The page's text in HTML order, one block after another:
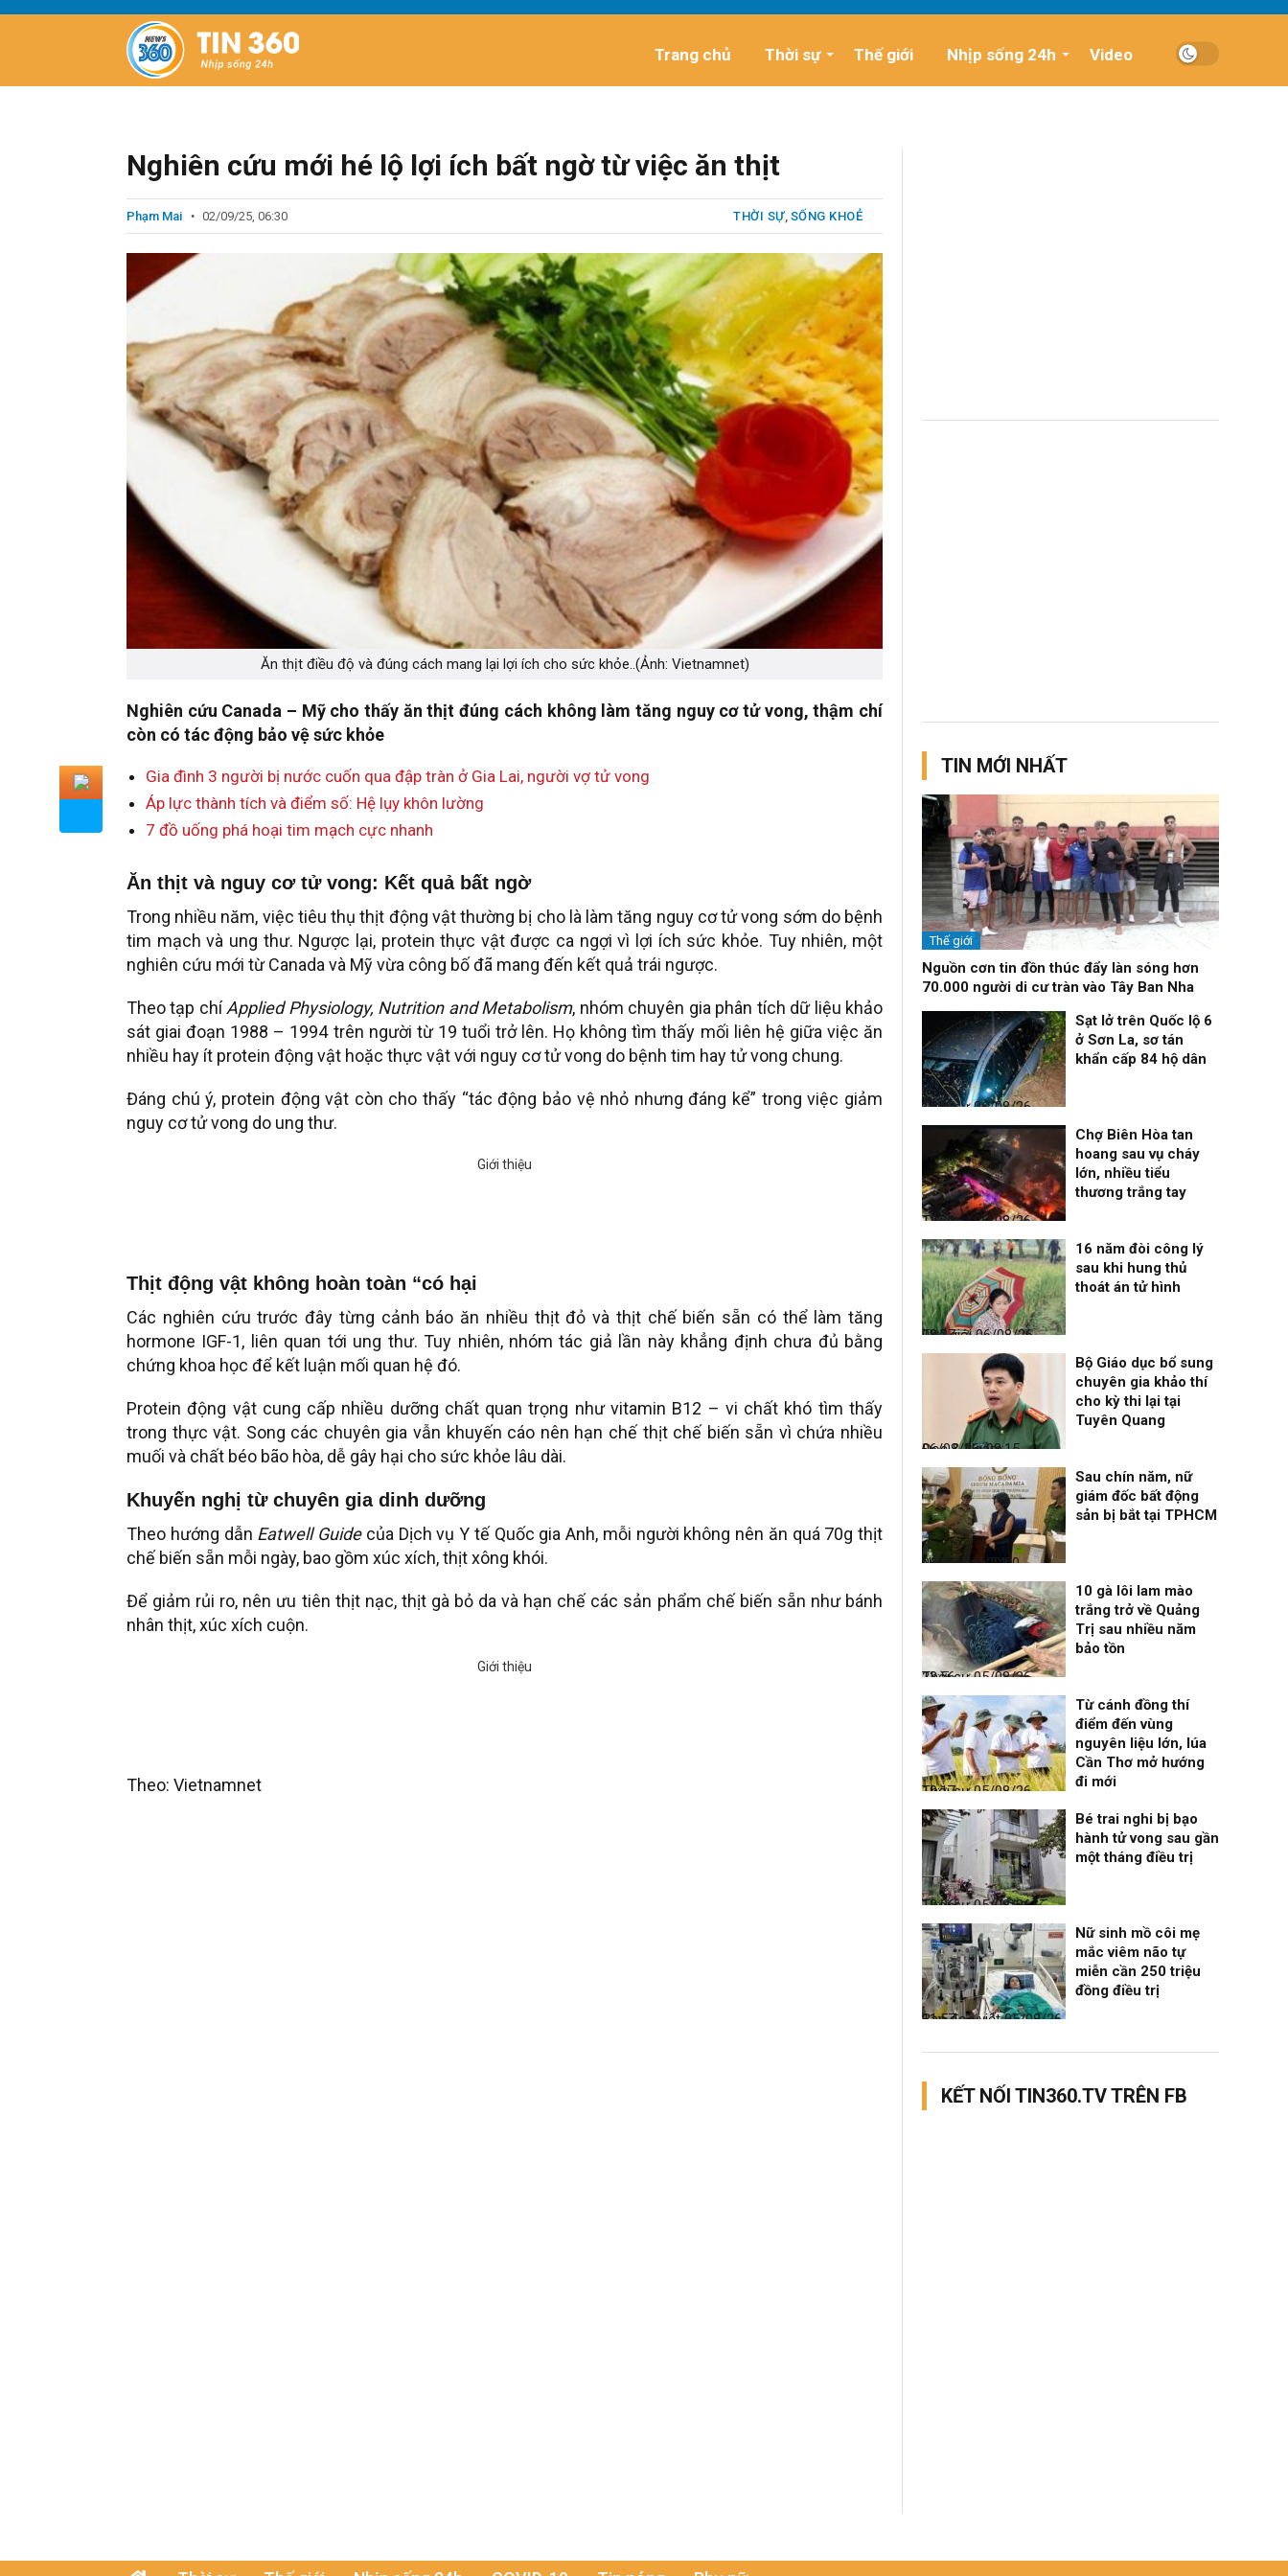
Trang chủ Thời sự Thế giới Nhịp sống 24h Video
Nghiên cứu mới hé lộ lợi ích bất ngờ từ việc ăn thịt
Phạm Mai 02/09/25, 06:30 THỜI SỰ, SỐNG KHOẺ
Ăn thịt điều độ và đúng cách mang lại lợi ích cho sức khỏe..(Ảnh: Vietnamnet)
Nghiên cứu Canada – Mỹ cho thấy ăn thịt đúng cách không làm tăng nguy cơ tử vong, thậm chí
còn có tác động bảo vệ sức khỏe
Gia đình 3 người bị nước cuốn qua đập tràn ở Gia Lai, người vợ tử vong
Áp lực thành tích và điểm số: Hệ lụy khôn lường
7 đồ uống phá hoại tim mạch cực nhanh
Ăn thịt và nguy cơ tử vong: Kết quả bất ngờ
Trong nhiều năm, việc tiêu thụ thịt động vật thường bị cho là làm tăng nguy cơ tử vong sớm do bệnh
tim mạch và ung thư. Ngược lại, protein thực vật được ca ngợi vì lợi ích sức khỏe. Tuy nhiên, một
nghiên cứu mới từ Canada và Mỹ vừa công bố đã mang đến kết quả trái ngược.
Theo tạp chíApplied Physiology, Nutrition and Metabolism, nhóm chuyên gia phân tích dữ liệu khảo
sát giai đoạn 1988 – 1994 trên người từ 19 tuổi trở lên. Họ không tìm thấy mối liên hệ giữa việc ăn
nhiều hay ít protein động vật hoặc thực vật với nguy cơ tử vong do bệnh tim hay tử vong chung.
Đáng chú ý, protein động vật còn cho thấy “tác động bảo vệ nhỏ nhưng đáng kể” trong việc giảm
nguy cơ tử vong do ung thư.
Thịt động vật không hoàn toàn “có hại
Các nghiên cứu trước đây từng cảnh báo ăn nhiều thịt đỏ và thịt chế biến sẵn có thể làm tăng
hormone IGF-1, liên quan tới ung thư. Tuy nhiên, nhóm tác giả lần này khẳng định chưa đủ bằng
chứng khoa học để kết luận mối quan hệ đó.
Protein động vật cung cấp nhiều dưỡng chất quan trọng như vitamin B12 – vi chất khó tìm thấy
trong thực vật. Song các chuyên gia vẫn khuyến cáo nên hạn chế thịt chế biến sẵn vì chứa nhiều
muối và chất béo bão hòa, dễ gây hại cho sức khỏe lâu dài.
Khuyến nghị từ chuyên gia dinh dưỡng
Theo hướng dẫn Eatwell Guidecủa Dịch vụ Y tế Quốc gia Anh, mỗi người không nên ăn quá 70g thịt
chế biến sẵn mỗi ngày, bao gồm xúc xích, thịt xông khói.
Để giảm rủi ro, nên ưu tiên thịt nạc, thịt gà bỏ da và hạn chế các sản phẩm chế biến sẵn như bánh
nhân thịt, xúc xích cuộn.
Theo: Vietnamnet
TIN MỚI NHẤT
Thế giới
Nguồn cơn tin đồn thúc đẩy làn sóng hơn
70.000 người di cư tràn vào Tây Ban Nha
Thời sự
06/08/26, 12:33
Sạt lở trên Quốc lộ 6
ở Sơn La, sơ tán
khẩn cấp 84 hộ dân
Thời sự
06/08/26, 12:30
Chợ Biên Hòa tan
hoang sau vụ cháy
lớn, nhiều tiểu
thương trắng tay
Thế giới
06/08/26, 08:27
16 năm đòi công lý
sau khi hung thủ
thoát án tử hình
Đọc & Ngẫm
06/08/26, 08:15
Bộ Giáo dục bổ sung
chuyên gia khảo thí
cho kỳ thi lại tại
Tuyên Quang
Nhịp sống 24h
06/08/26, 00:00
Sau chín năm, nữ
giám đốc bất động
sản bị bắt tại TPHCM
Thời sự
05/08/26, 23:56
10 gà lôi lam mào
trắng trở về Quảng
Trị sau nhiều năm
bảo tồn
Thời sự
05/08/26, 19:17
Từ cánh đồng thí
điểm đến vùng
nguyên liệu lớn, lúa
Cần Thơ mở hướng
đi mới
Thời sự
05/08/26, 12:06
Bé trai nghi bị bạo
hành tử vong sau gần
một tháng điều trị
Bạn đọc viết
05/08/26, 11:57
Nữ sinh mồ côi mẹ
mắc viêm não tự
miễn cần 250 triệu
đồng điều trị
KẾT NỐI TIN360.TV TRÊN FB